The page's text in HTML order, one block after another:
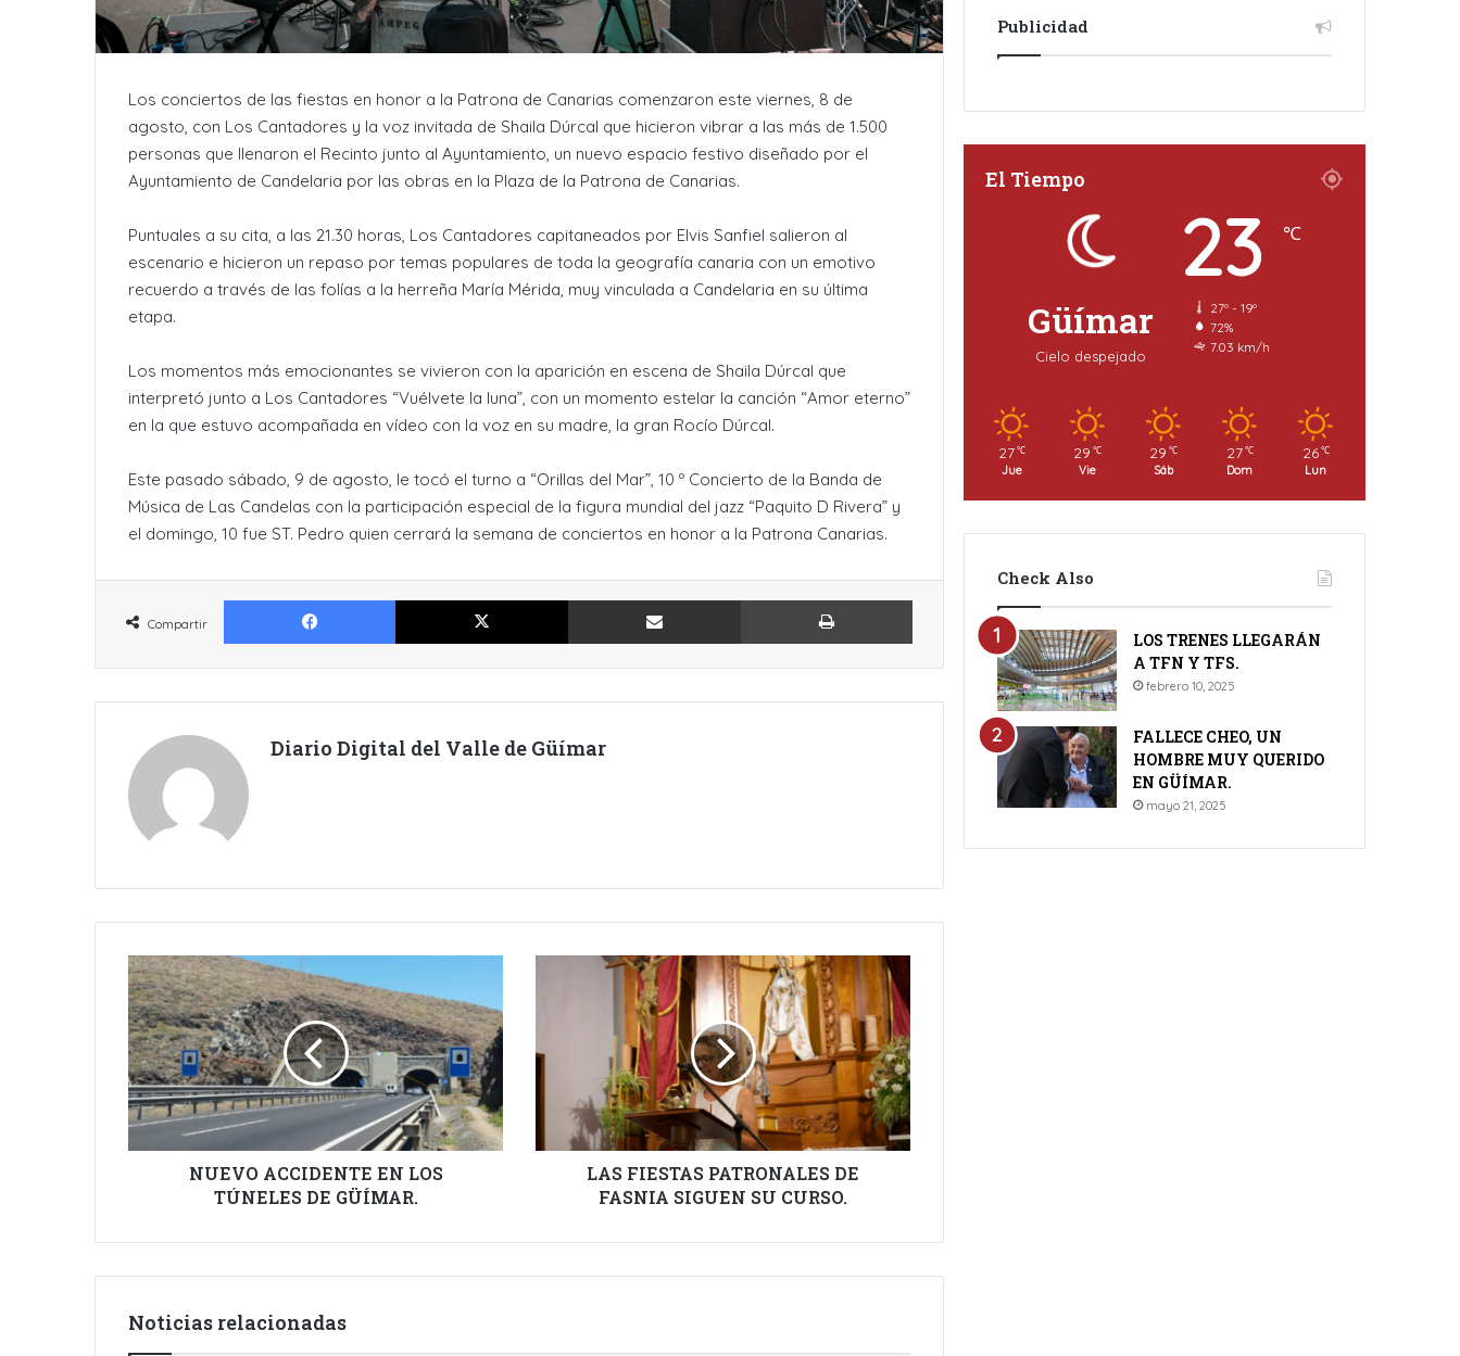
Los conciertos de las fiestas en honor a la Patrona de Canarias comenzaron este viernes, 8 de
agosto, con Los Cantadores y la voz invitada de Shaila Dúrcal que hicieron vibrar a las más de 1.500
personas que llenaron el Recinto junto al Ayuntamiento, un nuevo espacio festivo diseñado por el
Ayuntamiento de Candelaria por las obras en la Plaza de la Patrona de Canarias.
Puntuales a su cita, a las 21.30 horas, Los Cantadores capitaneados por Elvis Sanfiel salieron al
escenario e hicieron un repaso por temas populares de toda la geografía canaria con un emotivo
recuerdo a través de las folías a la herreña María Mérida, muy vinculada a Candelaria en su última
etapa.
Los momentos más emocionantes se vivieron con la aparición en escena de Shaila Dúrcal que
interpretó junto a Los Cantadores “Vuélvete la luna”, con un momento estelar la canción “Amor eterno”
en la que estuvo acompañada en vídeo con la voz en su madre, la gran Rocío Dúrcal.
Este pasado sábado, 9 de agosto, le tocó el turno a “Orillas del Mar”, 10 º Concierto de la Banda de
Música de Las Candelas con la participación especial de la figura mundial del jazz “Paquito D Rivera” y
el domingo, 10 fue ST. Pedro quien cerrará la semana de conciertos en honor a la Patrona Canarias.
Compartir
Facebook X Compartir por Email Imprimir
Diario Digital del Valle de Güímar
NUEVO
ACCIDENTE
EN
LOS
TÚNELES
DE
GÜÍMAR.
NUEVO ACCIDENTE EN LOS
TÚNELES DE GÜÍMAR.
FASNIA
CURSO.
LAS FIESTAS PATRONALES DE
FASNIA SIGUEN SU CURSO.
Noticias relacionadas
Publicidad
El Tiempo
Güímar
Cielo despejado
23 ℃
27º - 19º
72%
7.03 km/h
27 ℃
Jue
29 ℃
Vie
29 ℃
Sáb
27 ℃
Dom
26 ℃
Lun
Check Also
LOS TRENES LLEGARÁN
A TFN Y TFS.
febrero 10, 2025
FALLECE CHEO, UN
HOMBRE MUY QUERIDO
EN GÜÍMAR.
mayo 21, 2025